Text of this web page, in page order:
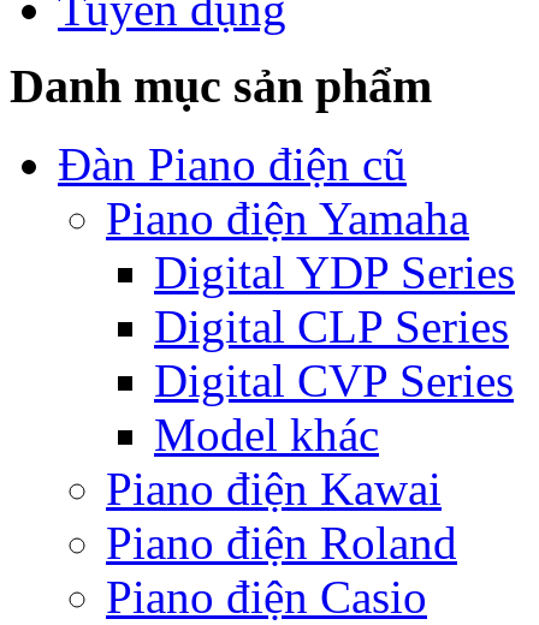
Danh mục sản phẩm
Đàn Piano điện cũ
Piano điện Yamaha
Digital YDP Series
Digital CLP Series
Digital CVP Series
Model khác
Piano điện Kawai
Piano điện Roland
Piano điện Casio